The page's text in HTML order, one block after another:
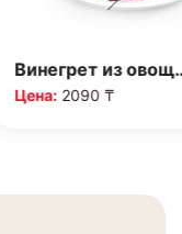
Винегрет из
Цена:2090 ₸